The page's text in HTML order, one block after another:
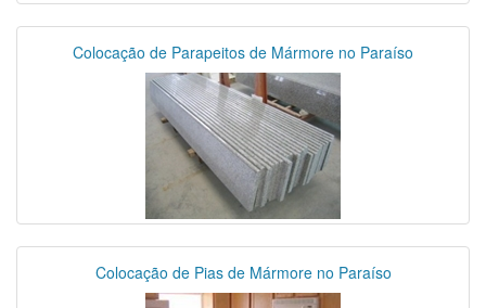
Colocação de Parapeitos de Mármore no Paraíso
Colocação de Pias de Mármore no Paraíso